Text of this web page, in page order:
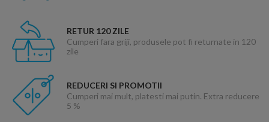
RETUR 120 ZILE
Cumperi fara griji, produsele pot fi returnate in 120
zile
REDUCERI SI PROMOTII
Cumperi mai mult, platesti mai putin. Extra reducere
5 %